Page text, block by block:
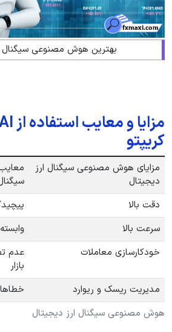
بهترین هوش مصنوعی سیگنال
کریپتو
هوش مصنوعی سیگنال ارز دیجیتال
مزایای هوش مصنوعی سیگنال ارز
دیجیتال
دقت بالا
سرعت بالا
خودکارسازی معاملات
عدم
بازار
مدیریت ریسک و ریوارد